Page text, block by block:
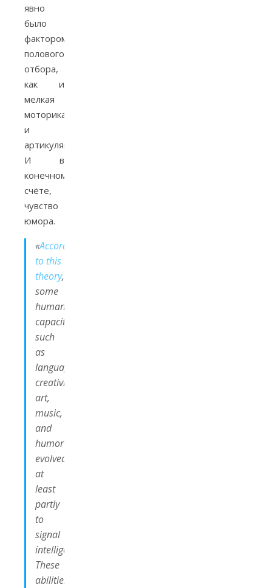
явно
было
фактором
полового
отбора,
как и
мелкая
моторика,
и
артикуляция.
И в
конечном
счёте,
чувство
юмора.
«According
to this
theory,
some
human
capacities
such
as
language,
creativity,
art,
music,
and
humor
evolved
at
least
partly
to
signal
intelligence.
These
abilities